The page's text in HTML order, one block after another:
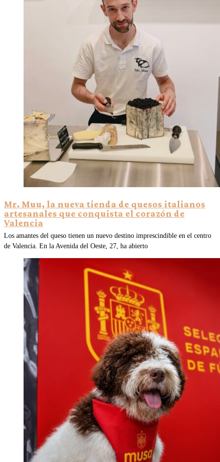
Mr. Muu, la nueva tienda de quesos italianos
artesanales que conquista el corazón de
Valencia
Los amantes del queso tienen un nuevo destino imprescindible en el centro
de Valencia. En la Avenida del Oeste, 27, ha abierto